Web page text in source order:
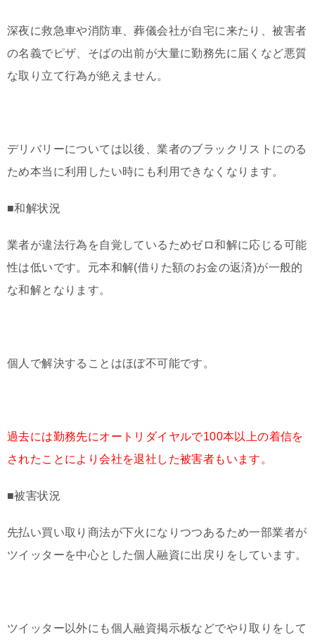
深夜に救急車や消防車、葬儀会社が自宅に来たり、被害者
の名義でピザ、そばの出前が大量に勤務先に届くなど悪質
な取り立て行為が絶えません。
デリバリーについては以後、業者のブラックリストにのる
ため本当に利用したい時にも利用できなくなります。
■和解状況
業者が違法行為を自覚しているためゼロ和解に応じる可能
性は低いです。元本和解(借りた額のお金の返済)が一般的
な和解となります。
個人で解決することはほぼ不可能です。
過去には勤務先にオートリダイヤルで100本以上の着信を
されたことにより会社を退社した被害者もいます。
■被害状況
先払い買い取り商法が下火になりつつあるため一部業者が
ツイッターを中心とした個人融資に出戻りをしています。
ツイッター以外にも個人融資掲示板などでやり取りをして